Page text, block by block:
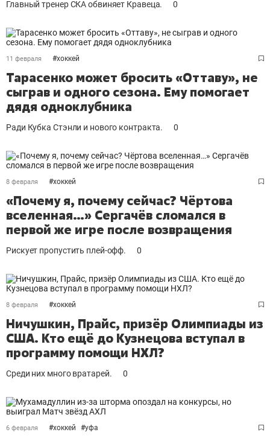
Главный тренер СКА обвиняет Кравеца. 0
11 февраля #хоккей
Тарасенко может бросить «Оттаву», не
сыграв и одного сезона. Ему помогает
дядя одноклубника
Ради Кубка Стэнли и нового контракта. 0
8 февраля #хоккей
«Почему я, почему сейчас? Чёртова
вселенная…» Сергачёв сломался в
первой же игре после возвращения
Рискует пропустить плей-офф. 0
8 февраля #хоккей
Ничушкин, Прайс, призёр Олимпиады из
США. Кто ещё до Кузнецова вступал в
программу помощи НХЛ?
Среди них много вратарей. 0
6 февраля #хоккей #уфа